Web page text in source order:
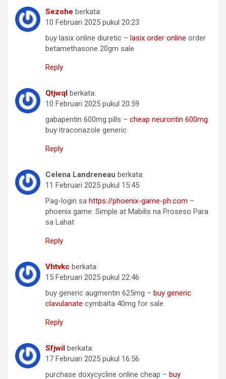
Sezohe berkata:
10 Februari 2025 pukul 20:23
buy lasix online diuretic – lasix order online order
betamethasone 20gm sale
Reply
Qtjwql berkata:
10 Februari 2025 pukul 20:59
gabapentin 600mg pills – cheap neurontin 600mg
buy itraconazole generic
Reply
Celena Landreneau berkata:
11 Februari 2025 pukul 15:45
Pag-login sa https://phoenix-game-ph.com –
phoenix game: Simple at Mabilis na Proseso Para
sa Lahat
Reply
Vhtvkc berkata:
15 Februari 2025 pukul 22:46
buy generic augmentin 625mg – buy generic
clavulanate cymbalta 40mg for sale
Reply
Sfjwil berkata:
17 Februari 2025 pukul 16:56
purchase doxycycline online cheap – buy